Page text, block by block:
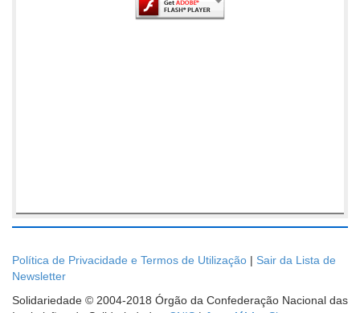
Política de Privacidade e Termos de Utilização | Sair da Lista de
Newsletter
Solidariedade © 2004-2018 Órgão da Confederação Nacional das